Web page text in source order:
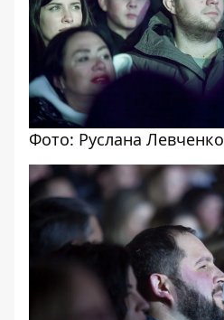
Фото: Руслана Левченко